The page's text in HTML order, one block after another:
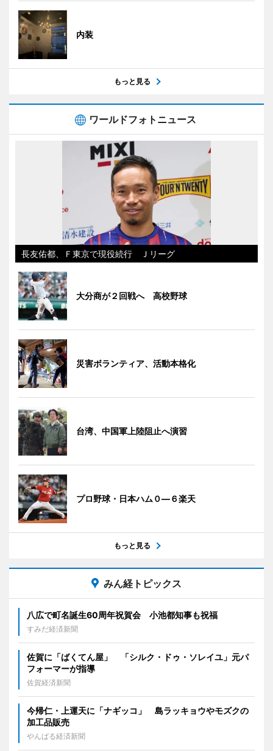
内装
もっと見る
ワールドフォトニュース
長友佑都、Ｆ東京で現役続行 Ｊリーグ
大分商が２回戦へ 高校野球
災害ボランティア、活動本格化
台湾、中国軍上陸阻止へ演習
プロ野球・日本ハム０―６楽天
もっと見る
みん経トピックス
八広で町名誕生60周年祝賀会 小池都知事も祝福
すみだ経済新聞
佐賀に「ばくてん屋」 「シルク・ドゥ・ソレイユ」元パ
フォーマーが指導
佐賀経済新聞
今帰仁・上運天に「ナギッコ」 島ラッキョウやモズクの
加工品販売
やんばる経済新聞